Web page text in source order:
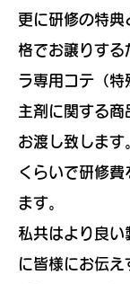
更に研修の特典
格でお譲りする
ラ専用コテ（特
主剤に関する商
お渡し致しま
くらいで研修
ます。
私共はより良い
に皆様にお伝え